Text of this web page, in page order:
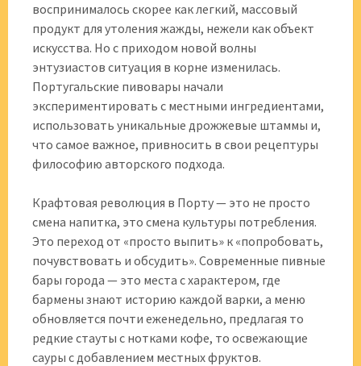
воспринималось скорее как легкий, массовый
продукт для утоления жажды, нежели как объект
искусства. Но с приходом новой волны
энтузиастов ситуация в корне изменилась.
Португальские пивовары начали
экспериментировать с местными ингредиентами,
использовать уникальные дрожжевые штаммы и,
что самое важное, привносить в свои рецептуры
философию авторского подхода.
Крафтовая революция в Порту — это не просто
смена напитка, это смена культуры потребления.
Это переход от «просто выпить» к «попробовать,
почувствовать и обсудить». Современные пивные
бары города — это места с характером, где
бармены знают историю каждой варки, а меню
обновляется почти еженедельно, предлагая то
редкие стауты с нотками кофе, то освежающие
сауры с добавлением местных фруктов.